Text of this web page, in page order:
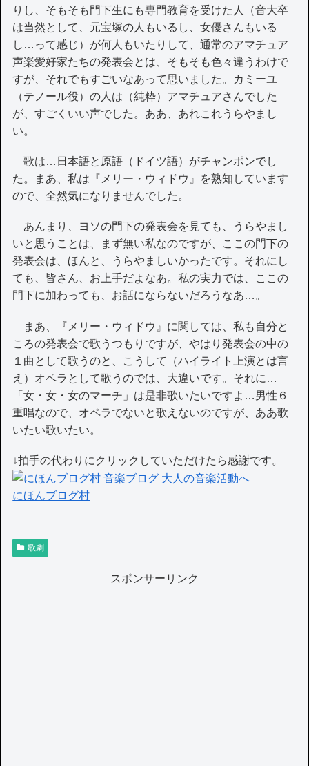
りし、そもそも門下生にも専門教育を受けた人（音大卒
は当然として、元宝塚の人もいるし、女優さんもいる
し…って感じ）が何人もいたりして、通常のアマチュア
声楽愛好家たちの発表会とは、そもそも色々違うわけで
すが、それでもすごいなあって思いました。カミーユ
（テノール役）の人は（純粋）アマチュアさんでした
が、すごくいい声でした。ああ、あれこれうらやまし
い。
歌は…日本語と原語（ドイツ語）がチャンポンでし
た。まあ、私は『メリー・ウィドウ』を熟知しています
ので、全然気になりませんでした。
あんまり、ヨソの門下の発表会を見ても、うらやまし
いと思うことは、まず無い私なのですが、ここの門下の
発表会は、ほんと、うらやましいかったです。それにし
ても、皆さん、お上手だよなあ。私の実力では、ここの
門下に加わっても、お話にならないだろうなあ…。
まあ、『メリー・ウィドウ』に関しては、私も自分と
ころの発表会で歌うつもりですが、やはり発表会の中の
１曲として歌うのと、こうして（ハイライト上演とは言
え）オペラとして歌うのでは、大違いです。それに…
「女・女・女のマーチ」は是非歌いたいですよ…男性６
重唱なので、オペラでないと歌えないのですが、ああ歌
いたい歌いたい。
↓拍手の代わりにクリックしていただけたら感謝です。
にほんブログ村
歌劇
スポンサーリンク